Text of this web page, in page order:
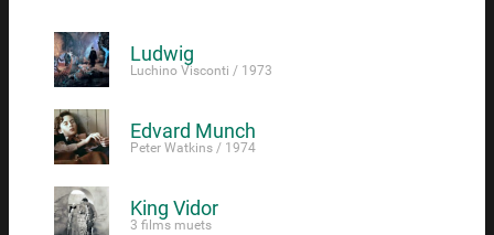
Ludwig
Luchino Visconti / 1973
Edvard Munch
Peter Watkins / 1974
King Vidor
3 films muets